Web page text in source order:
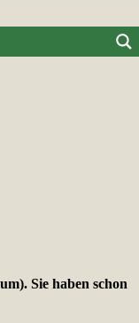
Sie haben schon